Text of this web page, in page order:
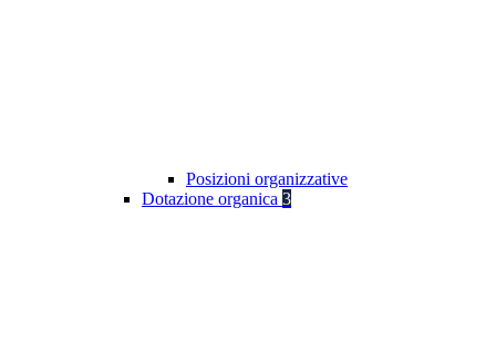
Posizioni organizzative
Dotazione organica 3